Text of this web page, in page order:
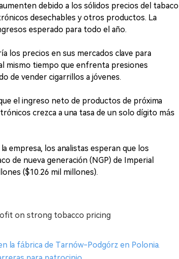
debido a los sólidos precios del tabaco
desechables y otros productos. La
esperado para todo el año.
los precios en sus mercados clave para
mismo tiempo que enfrenta presiones
de vender cigarrillos a jóvenes.
el ingreso neto de productos de próxima
crezca a una tasa de un solo dígito más
empresa, los analistas esperan que los
de nueva generación (NGP) de Imperial
($10.26 mil millones).
on strong tobacco pricing
la fábrica de Tarnów-Podgórz en Polonia.